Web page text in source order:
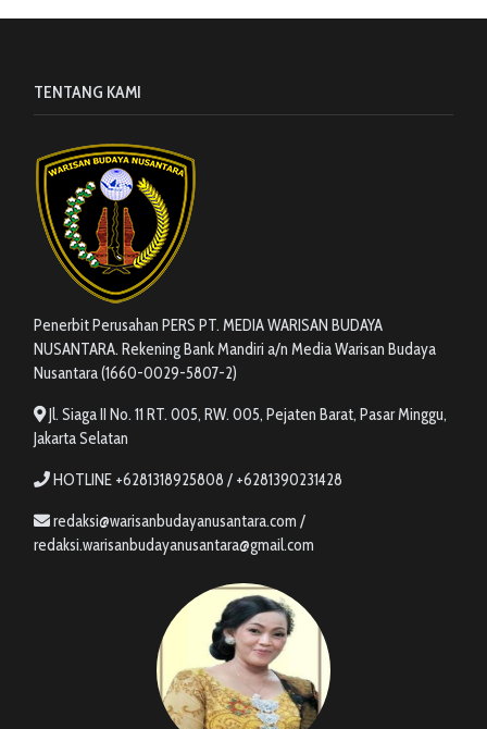
TENTANG KAMI
Penerbit Perusahan PERS PT. MEDIA WARISAN BUDAYA
NUSANTARA. Rekening Bank Mandiri a/n Media Warisan Budaya
Nusantara (1660-0029-5807-2)
Jl. Siaga II No. 11 RT. 005, RW. 005, Pejaten Barat, Pasar Minggu,
Jakarta Selatan
HOTLINE +6281318925808 / +6281390231428
redaksi@warisanbudayanusantara.com /
redaksi.warisanbudayanusantara@gmail.com